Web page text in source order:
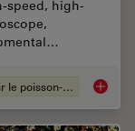
speed, high-
Recherche sur le poisson-zèbre